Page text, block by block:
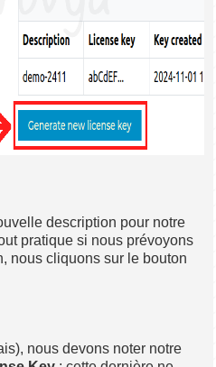
description pour notre
pratique si nous prévoyons
nous cliquons sur le bouton
nous devons noter notre